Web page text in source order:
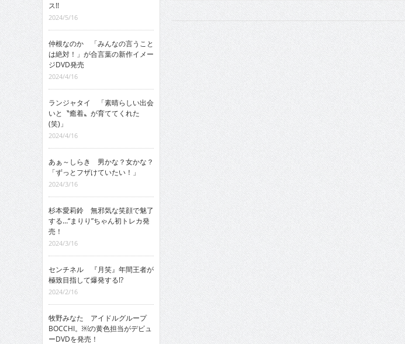
ス!!
2024/5/16
仲根なのか 「みんなの言うこと
は絶対！」が合言葉の新作イメー
ジDVD発売
2024/4/16
ランジャタイ 「素晴らしい出会
いと〝癒着〟が育ててくれた
(笑)」
2024/4/16
あぁ～しらき 男かな？女かな？
「ずっとフザけていたい！」
2024/3/16
杉本愛莉鈴 無邪気な笑顔で魅了
する…“まりり”ちゃん初トレカ発
売！
2024/3/16
センチネル 『月笑』年間王者が
極致目指して爆発する!?
2024/2/16
牧野みなた アイドルグループ
BOCCHI。￼の黄色担当がデビュ
ーDVDを発売！